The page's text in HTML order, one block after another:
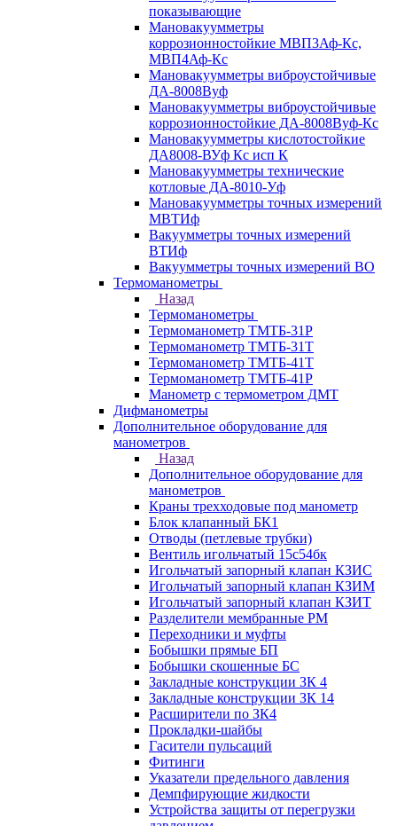
показывающие
Мановакуумметры
коррозионностойкие МВП3Аф-Кс,
МВП4Аф-Кс
Мановакуумметры виброустойчивые
ДА-8008Вуф
Мановакуумметры виброустойчивые
коррозионностойкие ДА-8008Вуф-Кс
Мановакуумметры кислотостойкие
ДА8008-ВУф Кс исп К
Мановакуумметры технические
котловые ДА-8010-Уф
Мановакуумметры точных измерений
МВТИф
Вакуумметры точных измерений
ВТИф
Вакуумметры точных измерений ВО
Термоманометры
Назад
Термоманометры
Термоманометр ТМТБ-31Р
Термоманометр ТМТБ-31Т
Термоманометр ТМТБ-41Т
Термоманометр ТМТБ-41Р
Манометр с термометром ДМТ
Дифманометры
Дополнительное оборудование для
манометров
Назад
Дополнительное оборудование для
манометров
Краны трехходовые под манометр
Блок клапанный БК1
Отводы (петлевые трубки)
Вентиль игольчатый 15с54бк
Игольчатый запорный клапан КЗИС
Игольчатый запорный клапан КЗИМ
Игольчатый запорный клапан КЗИТ
Разделители мембранные РМ
Переходники и муфты
Бобышки прямые БП
Бобышки скошенные БС
Закладные конструкции ЗК 4
Закладные конструкции ЗК 14
Расширители по ЗК4
Прокладки-шайбы
Гасители пульсаций
Фитинги
Указатели предельного давления
Демпфирующие жидкости
Устройства защиты от перегрузки